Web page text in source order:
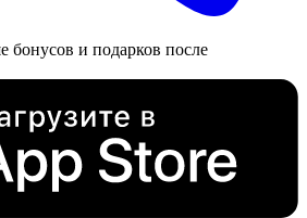
бонусов и подарков после